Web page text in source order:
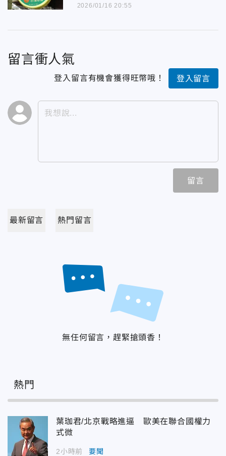
2026/01/16 20:55
留言衝人氣
登入留言有機會獲得旺幣哦！ 登入留言
留言
最新留言 熱門留言
無任何留言，趕緊搶頭香！
熱門
葉珈君/北京戰略進逼 歐美在聯合國權力
式微
2小時前 要聞